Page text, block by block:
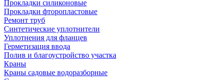
Прокладки силиконовые
Прокладки фторопластовые
Ремонт труб
Синтетические уплотнители
Уплотнения для фланцев
Герметизация ввода
Полив и благоустройство участка
Краны
Краны садовые водоразборные